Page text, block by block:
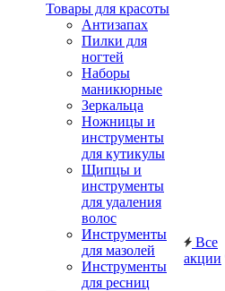
Товары для красоты
Антизапах
Пилки для
ногтей
Наборы
маникюрные
Зеркальца
Ножницы и
инструменты
для кутикулы
Щипцы и
инструменты
для удаления
волос
Инструменты
для мазолей
Инструменты
для ресниц
Все
акции